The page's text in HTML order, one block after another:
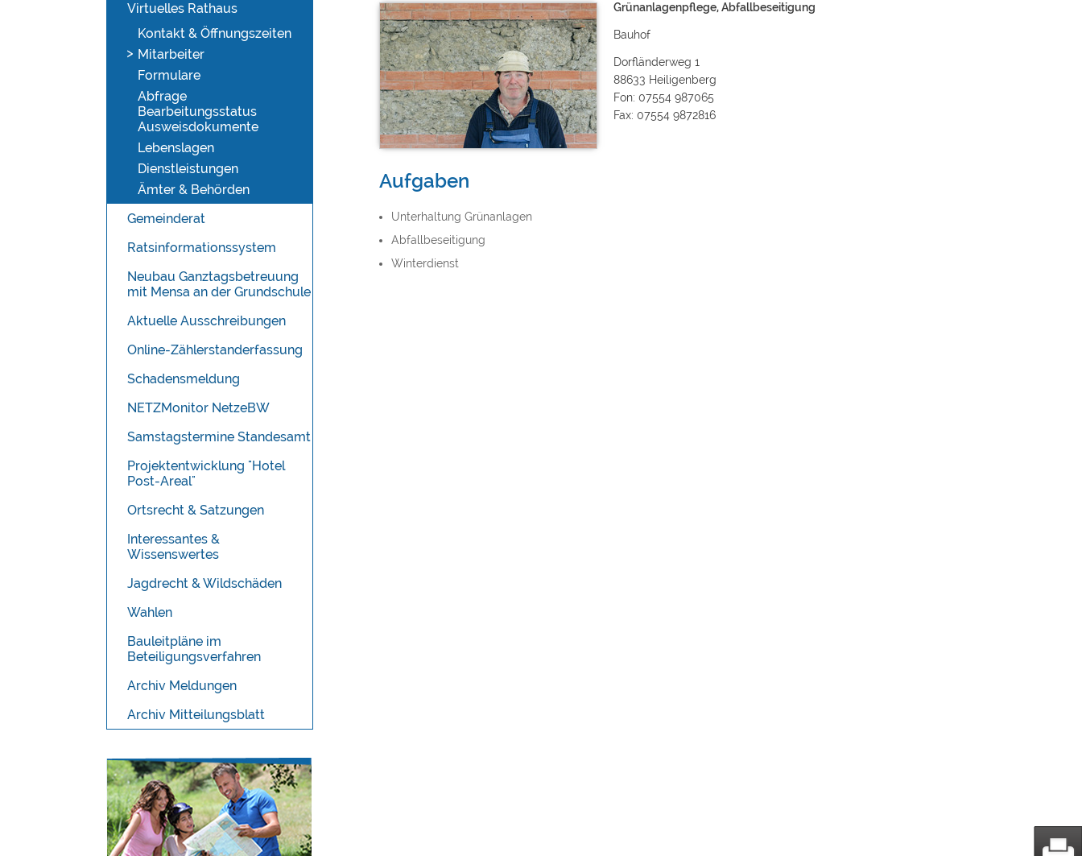
Virtuelles Rathaus
Kontakt & Öffnungszeiten
Mitarbeiter
Formulare
Abfrage
Bearbeitungsstatus
Ausweisdokumente
Lebenslagen
Dienstleistungen
Ämter & Behörden
Gemeinderat
Ratsinformationssystem
Neubau Ganztagsbetreuung
mit Mensa an der Grundschule
Aktuelle Ausschreibungen
Online-Zählerstanderfassung
Schadensmeldung
NETZMonitor NetzeBW
Samstagstermine Standesamt
Projektentwicklung "Hotel
Post-Areal"
Ortsrecht & Satzungen
Interessantes &
Wissenswertes
Jagdrecht & Wildschäden
Wahlen
Bauleitpläne im
Beteiligungsverfahren
Archiv Meldungen
Archiv Mitteilungsblatt
Grünanlagenpflege, Abfallbeseitigung
Bauhof
Dorfländerweg 1
88633 Heiligenberg
Fon: 07554 987065
Fax: 07554 9872816
Aufgaben
Unterhaltung Grünanlagen
Abfallbeseitigung
Winterdienst